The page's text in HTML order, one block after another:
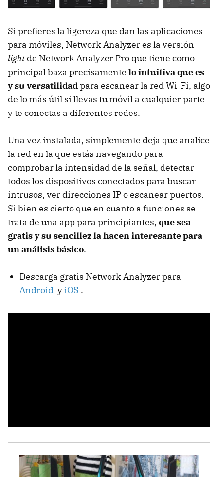
Si prefieres la ligereza que dan las aplicaciones
para móviles, Network Analyzer es la versión
lightde Network Analyzer Pro que tiene como
principal baza precisamente lo intuitiva que es
y su versatilidadpara escanear la red Wi-Fi, algo
de lo más útil si llevas tu móvil a cualquier parte
y te conectas a diferentes redes.
Una vez instalada, simplemente deja que analice
la red en la que estás navegando para
comprobar la intensidad de la señal, detectar
todos los dispositivos conectados para buscar
intrusos, ver direcciones IP o escanear puertos.
Si bien es cierto que en cuanto a funciones se
trata de una app para principiantes, que sea
gratis y su sencillez la hacen interesante para
un análisis básico.
Descarga gratis Network Analyzer para
Android y iOS .